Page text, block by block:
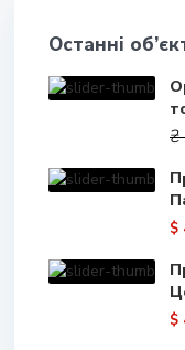
Останні
₴
$
$